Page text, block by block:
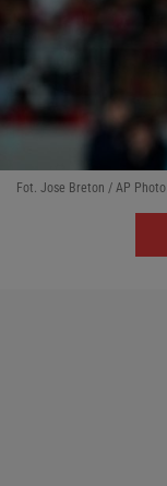
Fot. Jose Breton / AP Photo